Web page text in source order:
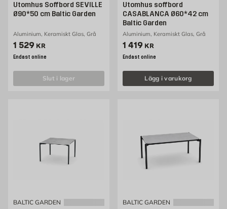
Utomhus Soffbord SEVILLE
Ø90*50 cm Baltic Garden
Aluminium, Keramiskt Glas, Grå
Pris 1529 kr
1 529 KR
Endast online
slut i lager
Utomhus soffbord
CASABLANCA Ø60*42 cm
Baltic Garden
Aluminium, Keramiskt Glas, Grå
Pris 1419 kr
1 419 KR
Endast online
Lägg i varukorg
BALTIC GARDEN BALTIC GARDEN